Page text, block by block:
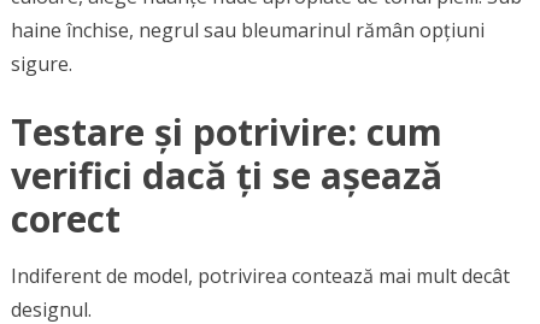
haine închise, negrul sau bleumarinul rămân opțiuni
sigure.
Testare și potrivire: cum
verifici dacă ți se așează
corect
Indiferent de model, potrivirea contează mai mult decât
designul.